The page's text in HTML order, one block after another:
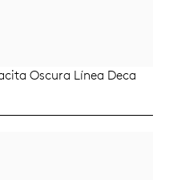
Oscura Línea Deca